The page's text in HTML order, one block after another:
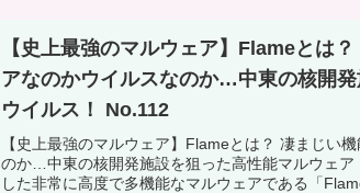
【史上最強のマルウェア】Flameとは
アなのかウイルスなのか…中東の核開
ウイルス！ No.112
【史上最強のマルウェア】Flameとは？ 凄まじい
のか…中東の核開発施設を狙った高性能マルウェ
した非常に高度で多機能なマルウェアである「